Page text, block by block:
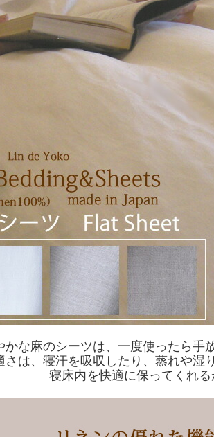
かな麻のシーツは、一度使ったら手
さは、寝汗を吸収したり、蒸れや湿
寝床内を快適に保ってくれる